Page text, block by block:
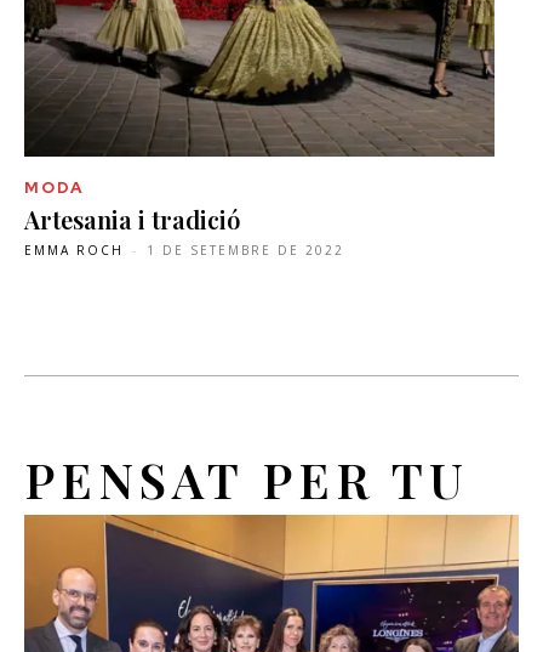
MODA
Artesania i tradició
EMMA ROCH - 1 DE SETEMBRE DE 2022
PENSAT PER TU